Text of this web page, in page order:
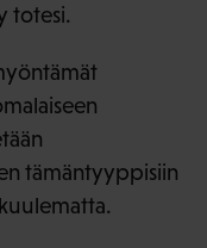
totesi.
tämäntyyppisiin